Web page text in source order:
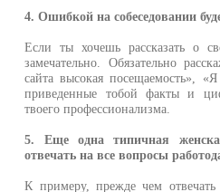
4. Ошибкой на собеседовании
Если ты хочешь рассказать о
замечательно. Обязательно
сайта высокая посещаемость»,
приведенные тобой факты и
твоего профессионализма.
5. Еще одна типичная
отвечать на все вопросы
К примеру, прежде чем